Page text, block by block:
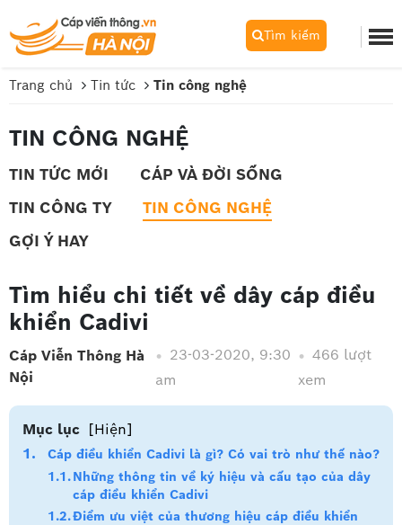
Tìm kiếm
Trang chủ Tin tức Tin công nghệ
TIN CÔNG NGHỆ
TIN TỨC MỚI
CÁP VÀ ĐỜI SỐNG
TIN CÔNG TY
TIN CÔNG NGHỆ
GỢI Ý HAY
Tìm hiểu chi tiết về dây cáp điều
khiển Cadivi
Cáp Viễn Thông Hà
Nội
23-03-2020, 9:30
am
466 lượt
xem
Mục lục [Hiện]
Cáp điều khiển Cadivi là gì? Có vai trò như thế nào?
Những thông tin về ký hiệu và cấu tạo của dây
cáp điều khiển Cadivi
Điểm ưu việt của thương hiệu cáp điều khiển